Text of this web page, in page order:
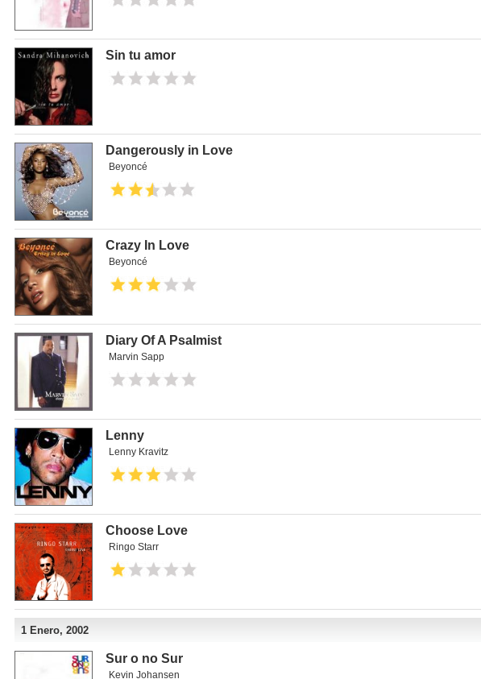
Sin tu amor
Dangerously in Love
Beyoncé
Crazy In Love
Beyoncé
Diary Of A Psalmist
Marvin Sapp
Lenny
Lenny Kravitz
Choose Love
Ringo Starr
1 Enero, 2002
Sur o no Sur
Kevin Johansen